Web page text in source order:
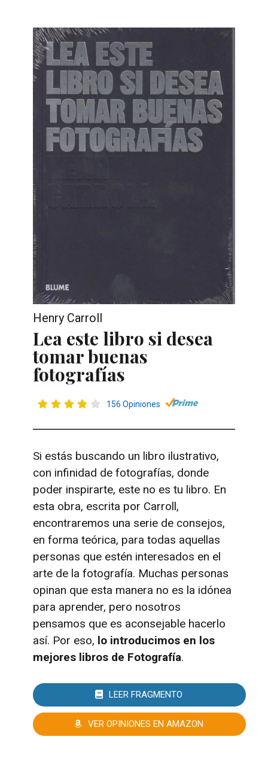
Henry Carroll
Lea este libro si desea
tomar buenas
fotografías
156 Opiniones
Si estás buscando un libro ilustrativo,
con infinidad de fotografías, donde
poder inspirarte, este no es tu libro. En
esta obra, escrita por Carroll,
encontraremos una serie de consejos,
en forma teórica, para todas aquellas
personas que estén interesados en el
arte de la fotografía. Muchas personas
opinan que esta manera no es la idónea
para aprender, pero nosotros
pensamos que es aconsejable hacerlo
así. Por eso, lo introducimos en los
mejores libros de Fotografía.
LEER FRAGMENTO
VER OPINIONES EN AMAZON